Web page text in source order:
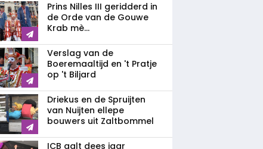
Prins Nilles III geridderd in
de Orde van de Gouwe
Krab mè...
Verslag van de
Boeremaaltijd en 't Pratje
op 't Biljard
Driekus en de Spruijten
van Nuijten ellepe
bouwers uit Zaltbommel
ICB aalt dees jaar